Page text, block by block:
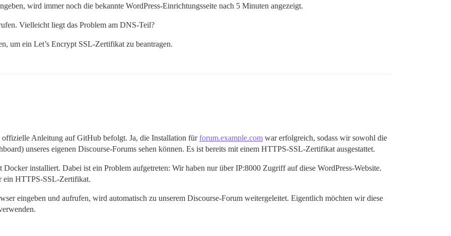
wird immer noch die bekannte WordPress-Einrichtungsseite nach 5 Minuten angezeigt.
Vielleicht liegt das Problem am DNS-Teil?
um ein Let’s Encrypt SSL-Zertifikat zu beantragen.
Anleitung auf GitHub befolgt. Ja, die Installation fürforum.example.com war erfolgreich, sodass wir sowohl die
unseres eigenen Discourse-Forums sehen können. Es ist bereits mit einem HTTPS-SSL-Zertifikat ausgestattet.
installiert. Dabei ist ein Problem aufgetreten: Wir haben nur über IP:8000 Zugriff auf diese WordPress-Website.
ein HTTPS-SSL-Zertifikat.
eingeben und aufrufen, wird automatisch zu unserem Discourse-Forum weitergeleitet. Eigentlich möchten wir diese